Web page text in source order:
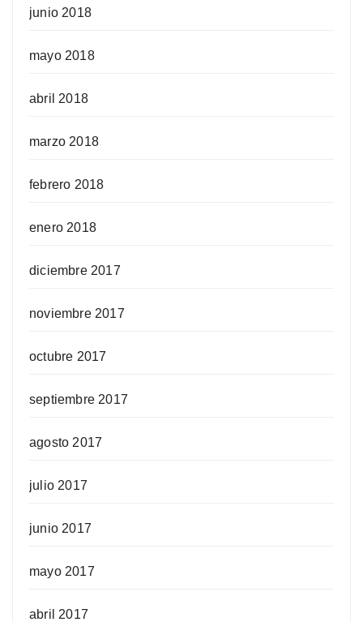
junio 2018
mayo 2018
abril 2018
marzo 2018
febrero 2018
enero 2018
diciembre 2017
noviembre 2017
octubre 2017
septiembre 2017
agosto 2017
julio 2017
junio 2017
mayo 2017
abril 2017